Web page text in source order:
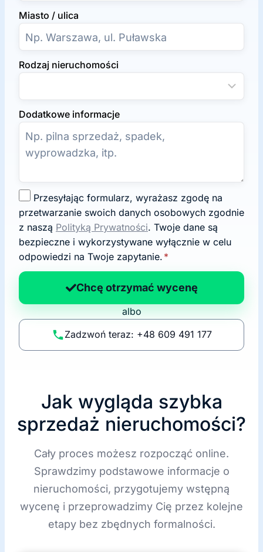
Miasto / ulica
Rodzaj nieruchomości
Dodatkowe informacje
g
o
d
a
n
p
li
t
przetwarzanie swoich danych osobowych zgodnie
z naszą Polityką Prywatności. Twoje dane są
bezpieczne i wykorzystywane wyłącznie w celu
odpowiedzi na Twoje zapytanie. *
Chcę otrzymać wycenę
albo
Zadzwoń teraz: +48 609 491 177
Jak wygląda szybka
sprzedaż nieruchomości?
Cały proces możesz rozpocząć online.
Sprawdzimy podstawowe informacje o
nieruchomości, przygotujemy wstępną
wycenę i przeprowadzimy Cię przez kolejne
etapy bez zbędnych formalności.